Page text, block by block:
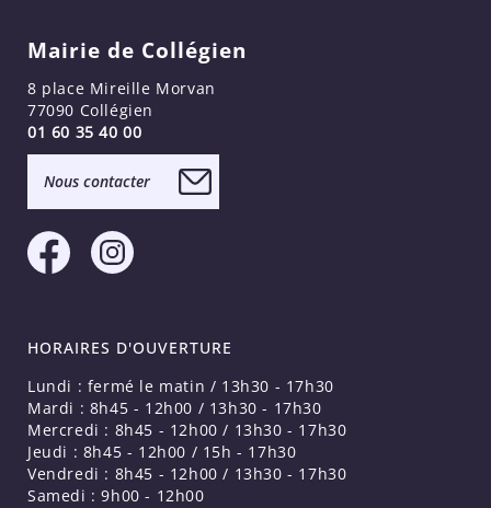
Mairie de Collégien
8 place Mireille Morvan
77090 Collégien
01 60 35 40 00
Nous contacter
HORAIRES D'OUVERTURE
Lundi : fermé le matin / 13h30 - 17h30
Mardi : 8h45 - 12h00 / 13h30 - 17h30
Mercredi : 8h45 - 12h00 / 13h30 - 17h30
Jeudi : 8h45 - 12h00 / 15h - 17h30
Vendredi : 8h45 - 12h00 / 13h30 - 17h30
Samedi : 9h00 - 12h00